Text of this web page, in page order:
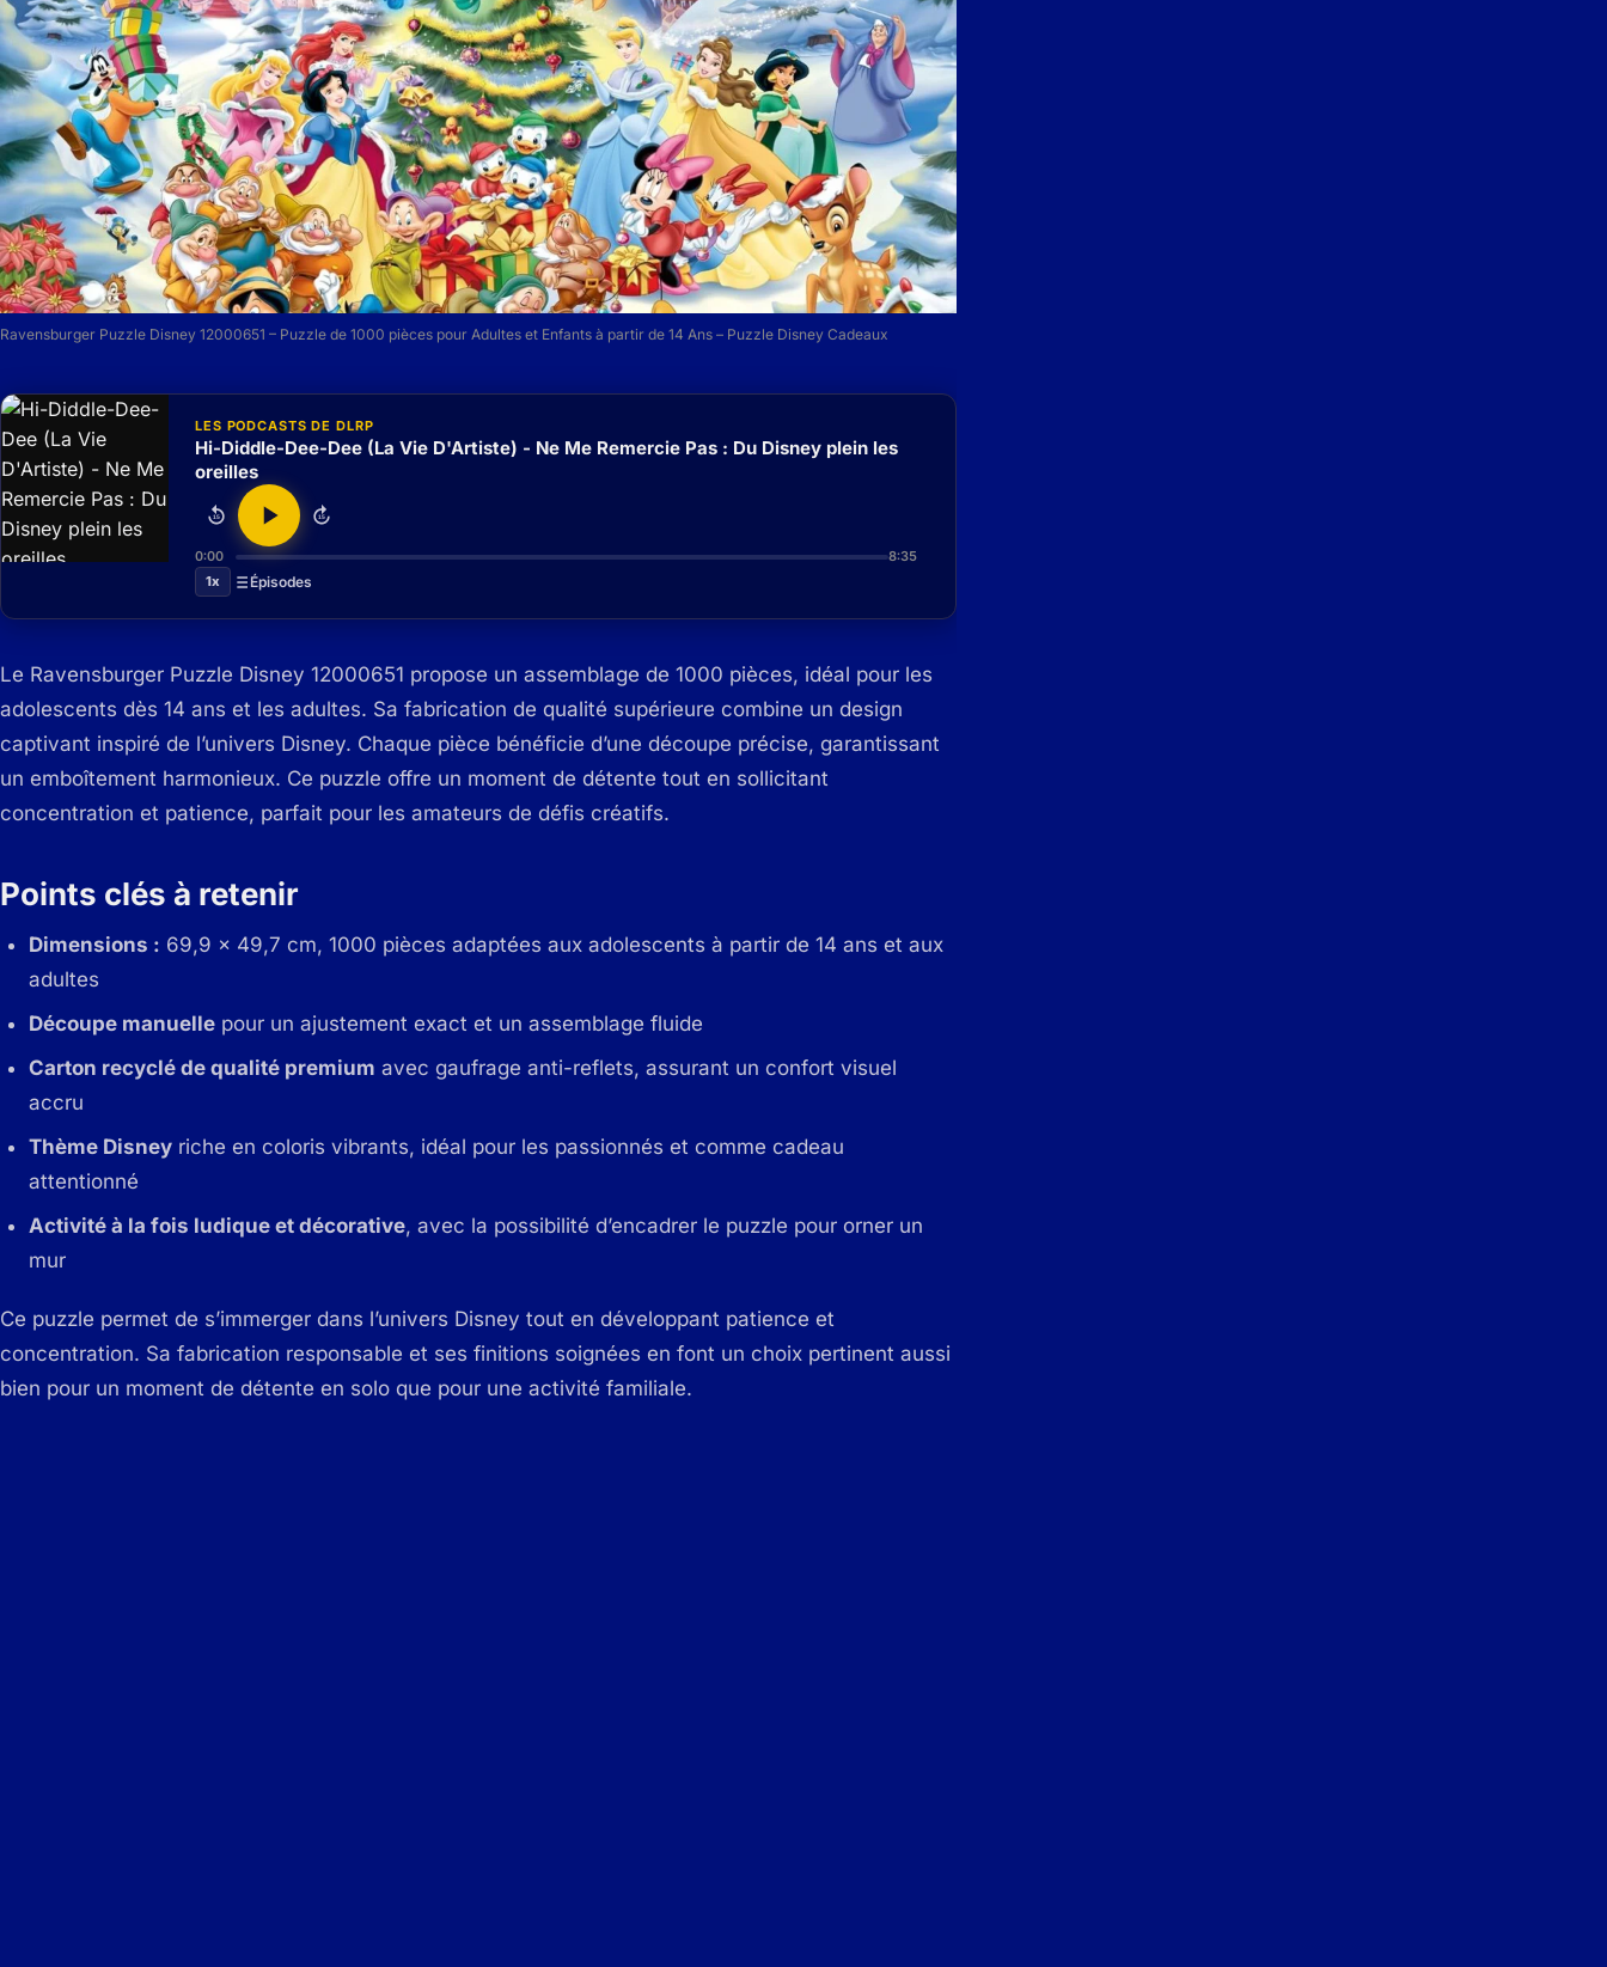
Ravensburger Puzzle Disney 12000651 – Puzzle de 1000 pièces pour Adultes et Enfants à partir de 14 Ans – Puzzle Disney Cadeaux
LES PODCASTS DE DLRP
Hi-Diddle-Dee-Dee (La Vie D'Artiste) - Ne Me Remercie Pas : Du Disney plein les
oreilles
15 15
0:00
8:35
1x
Épisodes
Le Ravensburger Puzzle Disney 12000651 propose un assemblage de 1000 pièces, idéal pour les
adolescents dès 14 ans et les adultes. Sa fabrication de qualité supérieure combine un design
captivant inspiré de l’univers Disney. Chaque pièce bénéficie d’une découpe précise, garantissant
un emboîtement harmonieux. Ce puzzle offre un moment de détente tout en sollicitant
concentration et patience, parfait pour les amateurs de défis créatifs.
Points clés à retenir
Dimensions : 69,9 x 49,7 cm, 1000 pièces adaptées aux adolescents à partir de 14 ans et aux
adultes
Découpe manuelle pour un ajustement exact et un assemblage fluide
Carton recyclé de qualité premium avec gaufrage anti-reflets, assurant un confort visuel
accru
Thème Disney riche en coloris vibrants, idéal pour les passionnés et comme cadeau
attentionné
Activité à la fois ludique et décorative, avec la possibilité d’encadrer le puzzle pour orner un
mur
Ce puzzle permet de s’immerger dans l’univers Disney tout en développant patience et
concentration. Sa fabrication responsable et ses finitions soignées en font un choix pertinent aussi
bien pour un moment de détente en solo que pour une activité familiale.